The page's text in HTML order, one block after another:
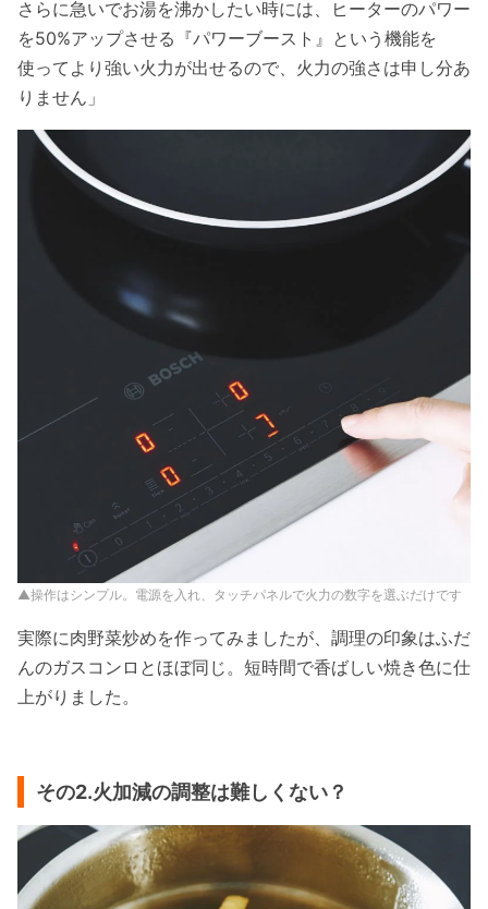
さらに急いでお湯を沸かしたい時には、ヒーターのパワー
を50%アップさせる『パワーブースト』という機能を
使ってより強い火力が出せるので、火力の強さは申し分あ
りません」
▲操作はシンプル。電源を入れ、タッチパネルで火力の数字を選ぶだけです
実際に肉野菜炒めを作ってみましたが、調理の印象はふだ
んのガスコンロとほぼ同じ。短時間で香ばしい焼き色に仕
上がりました。
その2.火加減の調整は難しくない？